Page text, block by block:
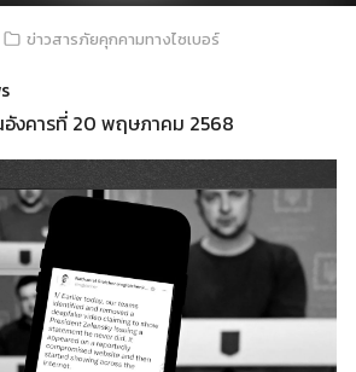
ข่าวสารภัยคุกคามทางไซเบอร์
อังคารที่ 20 พฤษภาคม 2568